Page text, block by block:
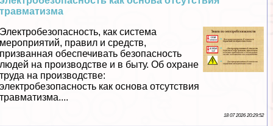
травматизма
Электробезопасность, как система
мероприятий, правил и средств,
призванная обеспечивать безопасность
людей на производстве и в быту. Об охране
труда на производстве:
электробезопасность как основа отсутствия
травматизма....
18 07 2026 20:29:52